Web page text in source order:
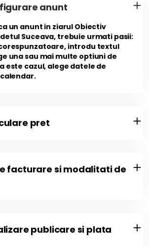
anunt
un anunt in ziarul Obiectiv
Suceava, trebuie urmati pasii:
introdu textul
una sau mai multe optiuni de
este cazul, alege datele de
pret
facturare si modalitati de
publicare si plata